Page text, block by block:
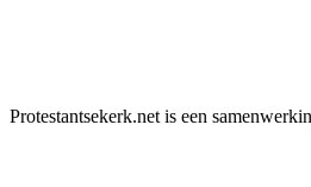
Protestantsekerk.net is een